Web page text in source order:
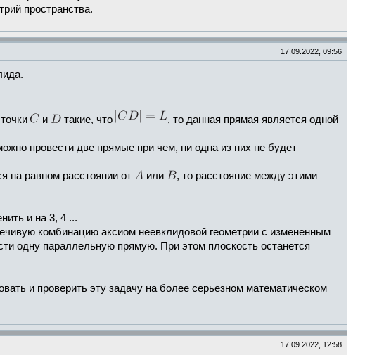
пространства.
17.09.2022, 09:56
и такие, что
, то данная прямая является одной
провести две прямые при чем, ни одна из них не будет
на равном расстоянии от или
, то расстояние между этими
и на 3, 4 ...
комбинацию аксиом неевклидовой геометрии с измененным
одну параллельную прямую. При этом плоскость останется
и проверить эту задачу на более серьезном математическом
17.09.2022, 12:58